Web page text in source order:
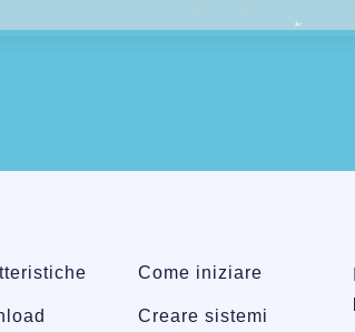
Come iniziare
Creare sistemi